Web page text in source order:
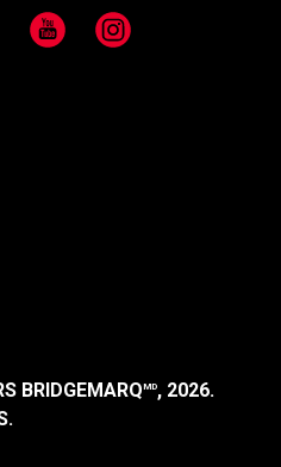
YouTube Instagram
BRIDGEMARQMD, 2026.